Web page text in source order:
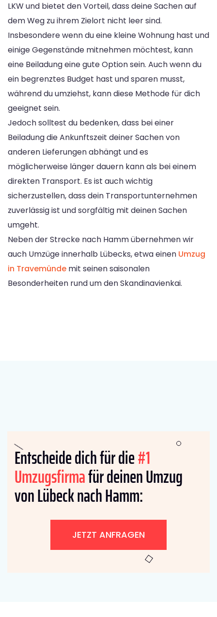
LKW und bietet den Vorteil, dass deine Sachen auf
dem Weg zu ihrem Zielort nicht leer sind.
Insbesondere wenn du eine kleine Wohnung hast und
einige Gegenstände mitnehmen möchtest, kann
eine Beiladung eine gute Option sein. Auch wenn du
ein begrenztes Budget hast und sparen musst,
während du umziehst, kann diese Methode für dich
geeignet sein.
Jedoch solltest du bedenken, dass bei einer
Beiladung die Ankunftszeit deiner Sachen von
anderen Lieferungen abhängt und es
möglicherweise länger dauern kann als bei einem
direkten Transport. Es ist auch wichtig
sicherzustellen, dass dein Transportunternehmen
zuverlässig ist und sorgfältig mit deinen Sachen
umgeht.
Neben der Strecke nach Hamm übernehmen wir
auch Umzüge innerhalb Lübecks, etwa einen Umzug
in Travemünde mit seinen saisonalen
Besonderheiten rund um den Skandinavienkai.
Entscheide dich für die#1
Umzugsfirmafür deinen Umzug
von Lübeck nach Hamm:
JETZT ANFRAGEN